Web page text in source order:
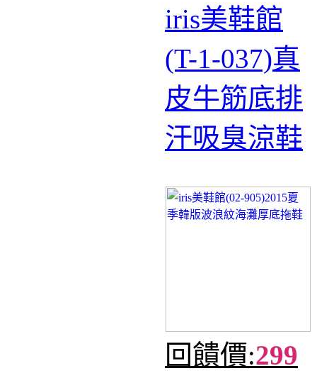
iris美鞋館
(T-1-037)真
皮牛筋底排
汗吸臭涼鞋
回饋價:299